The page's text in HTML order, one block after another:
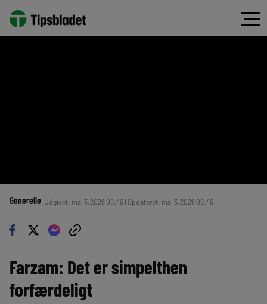
Generelle Udgivet: maj 3, 2026 08:46 | Opdateret: maj 3, 2026 08:46
Farzam: Det er simpelthen
forfærdeligt